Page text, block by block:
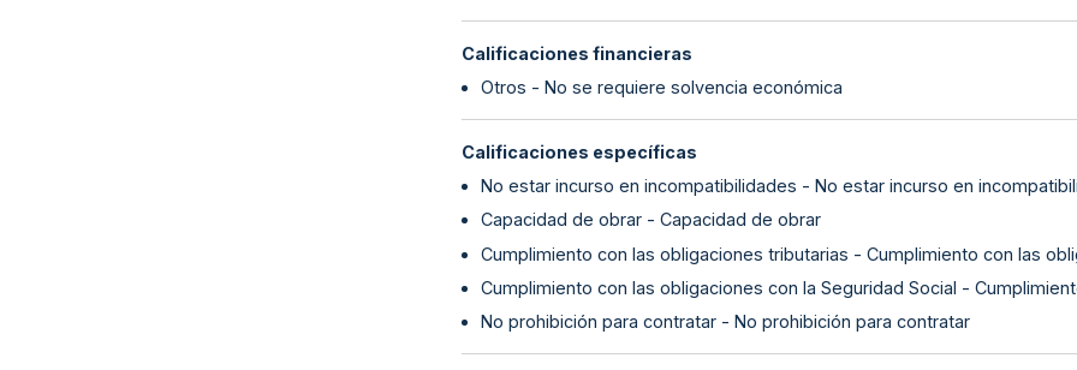
Calificaciones financieras
Otros - No se requiere solvencia económica
Calificaciones específicas
No estar incurso en incompatibilidades - No estar incurso en
Capacidad de obrar - Capacidad de obrar
Cumplimiento con las obligaciones tributarias - Cumplimiento con las
Cumplimiento con las obligaciones con la Seguridad Social -
No prohibición para contratar - No prohibición para contratar